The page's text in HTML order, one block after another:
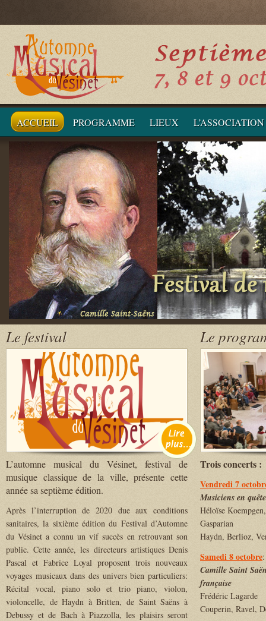
ACCUEIL PROGRAMME LIEUX L’ASSOCIATION
Le festival
L’automne musical du Vésinet, festival de
musique classique de la ville, présente cette
année sa septième édition.
Après l’interruption de 2020 due aux conditions
sanitaires, la sixième édition du Festival d’Automne
du Vésinet a connu un vif succès en retrouvant son
public. Cette année, les directeurs artistiques Denis
Pascal et Fabrice Loyal proposent trois nouveaux
voyages musicaux dans des univers bien particuliers:
Récital vocal, piano solo et trio piano, violon,
violoncelle, de Haydn à Britten, de Saint Saëns à
Debussy et de Bach à Piazzolla, les plaisirs seront
Le
Trois concerts :
Vendredi 7
Musiciens en
Héloïse
Gasparian
Haydn, Berlioz,
Samedi 8 octobre:
Camille Saint
française
Frédéric Lagarde
Couperin, Ravel,